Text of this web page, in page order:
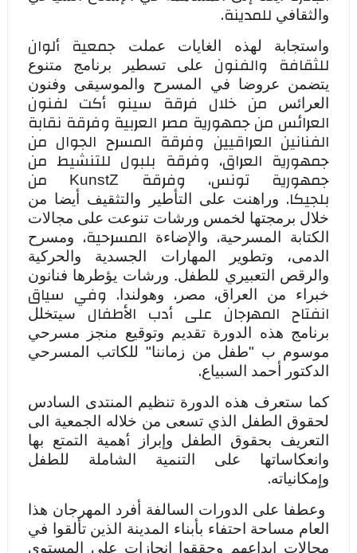
والثقافي للمدينة.
واستجابة لهذه الغايات عملت جمعية ألوان
للثقافة والفنون على تسطير برنامج متنوع
يتضمن عروضا في المسرح والموسيقى وفنون
العرائس
من خلال فرقة سينو أكت لفنون
العرائس من جمهورية مصر العربية وفرقة نقابة
الفنانين العراقيين وفرقة المسرح الجوال من
جمهورية العراق، وفرقة بلبول للتنشيط من
جمهورية تونس، وفرقة KunstZ من
بلجيكا. وراهنت على التأطير والتثقيف أيضا من
خلال برمجتها لخمس ورشات تنوعت على مجالات
الكتابة المسرحية، والإضاءة المسرحية،
ومسرح
الدمى،
وتطوير المهارات الجسدية والحركية
والرقص التعبيري للطفل. ورشات يؤطرها فنانون
خبراء من العراق، مصر، وهولندا . وفي سياق
انفتاح المهرجان على أدب الأطفال
سيتخلل
برنامج هذه الدورة تقديم وتوقيع منجز مسرحي
موسوم ب "طفل من زماننا" للكاتب المسرحي
الدكتور أحمد السبياع.
كما ستعرف هذه الدورة تنظيم المنتدى السادس
لحقوق الطفل الذي تسعى من خلاله الجمعية الى
لتعريف بحقوق الطفل وإبرازأهمية التمتع بها
وانعكاساتها على التنمية الشاملة للطفل
وإمكانياته.
وعطفا على الدورات السالفة أفرد المهرجان هذا
العام مساحة احتفاء بأبناء المدينة الذين تألقوا في
مجالات إبداعهم وحققوا إنجازات على المستوى